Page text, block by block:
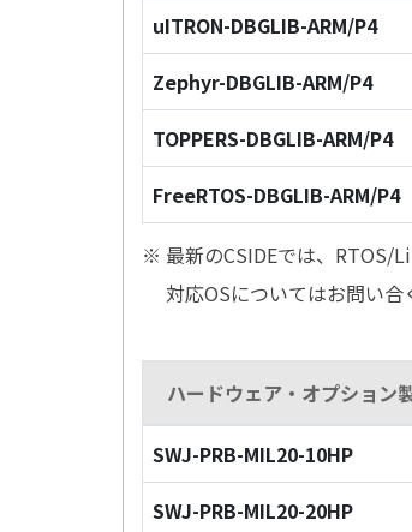
uITRON-DBGLIB-ARM/P4
Zephyr-DBGLIB-ARM/P4
TOPPERS-DBGLIB-ARM/P4
FreeRTOS-DBGLIB-ARM/P4
※ 最新のCSIDEでは、RTOS/
対応OSについてはお問い合
ハードウェア・オプション
SWJ-PRB-MIL20-10HP
SWJ-PRB-MIL20-20HP